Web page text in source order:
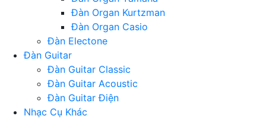
Đàn Organ Kurtzman
Đàn Organ Casio
Đàn Electone
Đàn Guitar
Đàn Guitar Classic
Đàn Guitar Acoustic
Đàn Guitar Điện
Nhạc Cụ Khác